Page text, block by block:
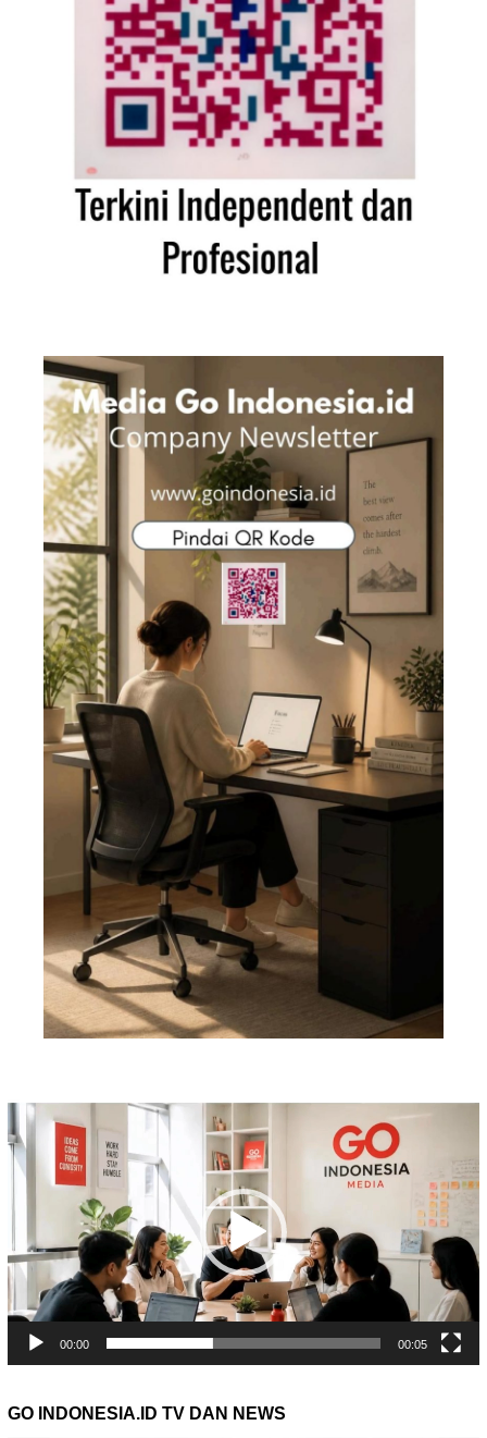
Pemutar
Video
00:00 00:05
GO INDONESIA.ID TV DAN NEWS